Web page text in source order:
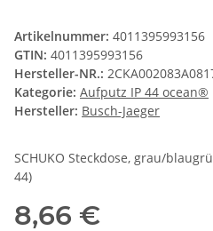
Artikelnummer: 4011395993156
GTIN: 4011395993156
Hersteller-NR.:
Kategorie: Aufputz IP 44 ocean®
Hersteller: Busch-Jaeger
SCHUKO Steckdose, grau/
44)
8,66 €